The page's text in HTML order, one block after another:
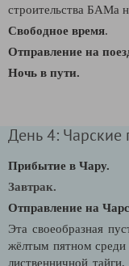
строительства БАМа
Свободное время.
Отправление на
Ночь в пути.
День 4: Чарские
Прибытие в Чару.
Завтрак.
Отправление на
Эта своеобразная
жёлтым пятном среди
лиственничной